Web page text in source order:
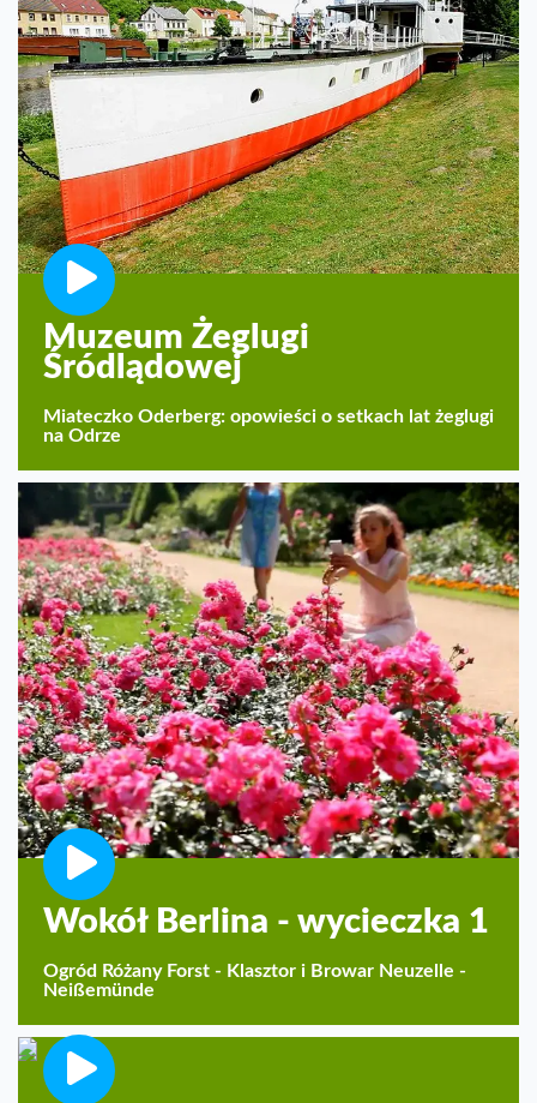
Muzeum Żeglugi
Śródlądowej
Miateczko Oderberg: opowieści o setkach lat żeglugi
na Odrze
Wokół Berlina - wycieczka 1
Ogród Różany Forst - Klasztor i Browar Neuzelle -
Neißemünde